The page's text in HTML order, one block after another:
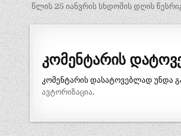
წლის 25 იანვრის სხდომის დღის
კომენტარის
კომენტარის დასატოვებლად უნდა
ავტორიზაცია.